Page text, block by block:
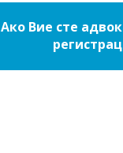
Ако Вие сте